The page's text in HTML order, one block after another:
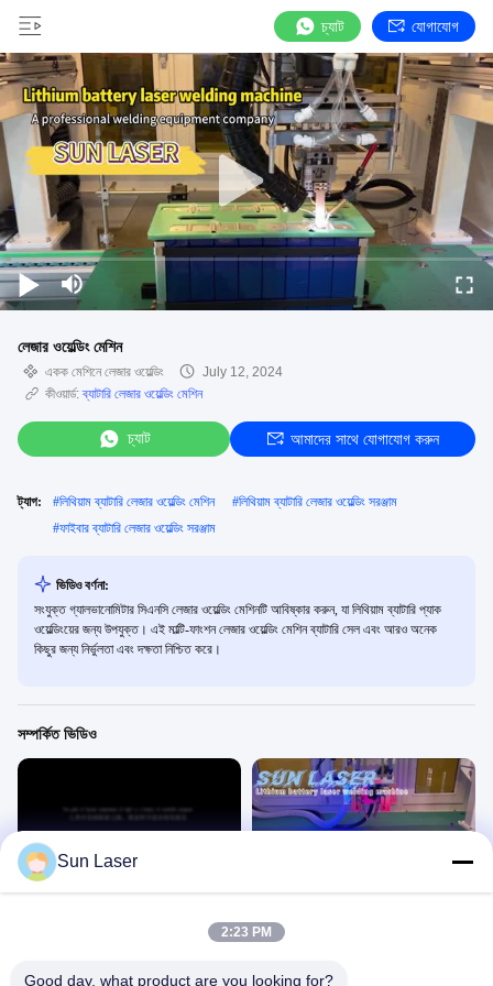
চ্যাট যোগাযোগ
লেজার ওয়েল্ডিং মেশিন
একক মেশিনে লেজার ওয়েল্ডিং
July 12, 2024
কীওয়ার্ড:ব্যাটারি লেজার ওয়েল্ডিং মেশিন
চ্যাট আমাদের সাথে যোগাযোগ করুন
ট্যাগ: #লিথিয়াম ব্যাটারি লেজার ওয়েল্ডিং মেশিন #লিথিয়াম ব্যাটারি লেজার ওয়েল্ডিং সরঞ্জাম
#ফাইবার ব্যাটারি লেজার ওয়েল্ডিং সরঞ্জাম
ভিডিও বর্ণনা:
সংযুক্ত গ্যালভানোমিটার সিএনসি লেজার ওয়েল্ডিং মেশিনটি আবিষ্কার করুন, যা লিথিয়াম ব্যাটারি প্যাক
ওয়েল্ডিংয়ের জন্য উপযুক্ত। এই মাল্টি-ফাংশন লেজার ওয়েল্ডিং মেশিন ব্যাটারি সেল এবং আরও অনেক
কিছুর জন্য নির্ভুলতা এবং দক্ষতা নিশ্চিত করে।
সম্পর্কিত ভিডিও
একক মেশিনে লেজার ওয়েল্ডিং
February 19, 2025
Sun Laser
2:23 PM
Good day, what product are you looking for?